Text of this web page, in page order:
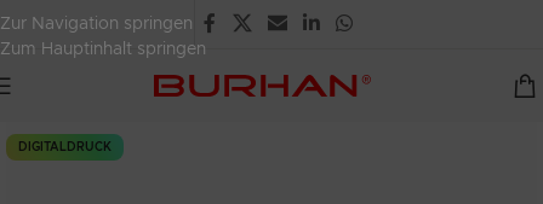
Zur Navigation springen
Zum Hauptinhalt springen
DIGITALDRUCK